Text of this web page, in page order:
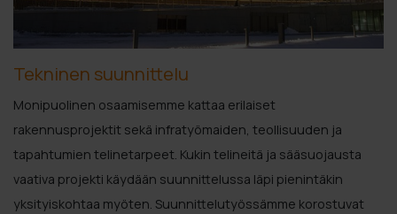
Tekninen suunnittelu
Monipuolinen osaamisemme kattaa erilaiset
rakennusprojektit sekä infratyömaiden, teollisuuden ja
tapahtumien telinetarpeet. Kukin telineitä ja sääsuojausta
vaativa projekti käydään suunnittelussa läpi pienintäkin
yksityiskohtaa myöten. Suunnittelutyössämme korostuvat